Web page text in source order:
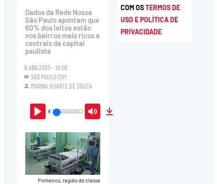
Dados da Rede Nossa
São Paulo apontam que
60% dos leitos estão
nos bairros mais ricos e
centrais da capital
paulista
9.ABR.2020 - 19:00
SÃO PAULO (SP)
MARINA DUARTE DE SOUZA
Play Mute
Pinheiros, região de classe
COM OSTERMOS DE
USO E POLÍTICA DE
PRIVACIDADE